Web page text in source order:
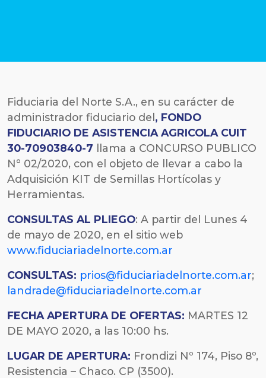
Fiduciaria del Norte S.A., en su carácter de
administrador fiduciario del, FONDO
FIDUCIARIO DE ASISTENCIA AGRICOLA CUIT
30-70903840-7 llama a CONCURSO PUBLICO
N° 02/2020, con el objeto de llevar a cabo la
Adquisición KIT de Semillas Hortícolas y
Herramientas.
CONSULTAS AL PLIEGO: A partir del Lunes 4
de mayo de 2020, en el sitio web
www.fiduciariadelnorte.com.ar
CONSULTAS: prios@fiduciariadelnorte.com.ar;
landrade@fiduciariadelnorte.com.ar
FECHA APERTURA DE OFERTAS: MARTES 12
DE MAYO 2020, a las 10:00 hs.
LUGAR DE APERTURA: Frondizi Nº 174, Piso 8º,
Resistencia – Chaco. CP (3500).